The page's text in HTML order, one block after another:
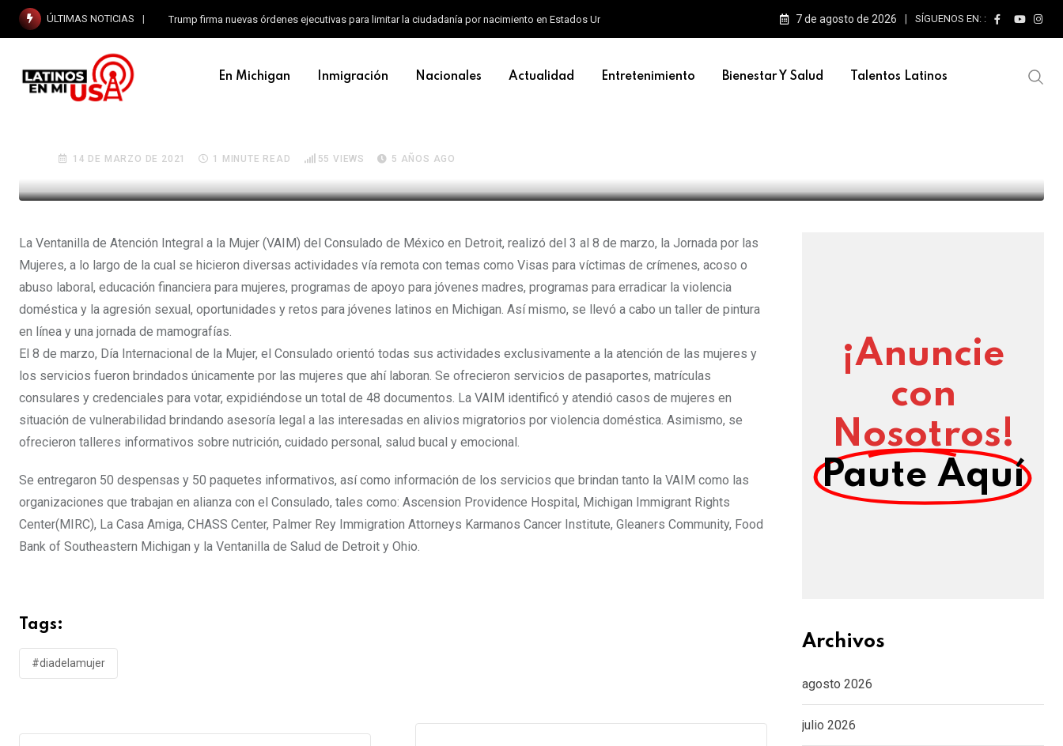
ÚLTIMAS NOTICIAS Trump firma nuevas órdenes ejecutivas para limitar la ciudadanía por nacimiento en Estados Unidos 7 de agosto de 2026 SÍGUENOS EN: :
En Michigan Inmigración Nacionales Actualidad Entretenimiento Bienestar Y Salud Talentos Latinos
EN MICHIGAN
14 DE MARZO DE 2021 1 MINUTE READ 55 VIEWS 5 AÑOS AGO
La Ventanilla de Atención Integral a la Mujer (VAIM) del Consulado de México en Detroit, realizó del 3 al 8 de marzo, la Jornada por las
Mujeres, a lo largo de la cual se hicieron diversas actividades vía remota con temas como Visas para víctimas de crímenes, acoso o
abuso laboral, educación financiera para mujeres, programas de apoyo para jóvenes madres, programas para erradicar la violencia
doméstica y la agresión sexual, oportunidades y retos para jóvenes latinos en Michigan. Así mismo, se llevó a cabo un taller de pintura
en línea y una jornada de mamografías.
El 8 de marzo, Día Internacional de la Mujer, el Consulado orientó todas sus actividades exclusivamente a la atención de las mujeres y
los servicios fueron brindados únicamente por las mujeres que ahí laboran. Se ofrecieron servicios de pasaportes, matrículas
consulares y credenciales para votar, expidiéndose un total de 48 documentos. La VAIM identificó y atendió casos de mujeres en
situación de vulnerabilidad brindando asesoría legal a las interesadas en alivios migratorios por violencia doméstica. Asimismo, se
ofrecieron talleres informativos sobre nutrición, cuidado personal, salud bucal y emocional.
Se entregaron 50 despensas y 50 paquetes informativos, así como información de los servicios que brindan tanto la VAIM como las
organizaciones que trabajan en alianza con el Consulado, tales como: Ascension Providence Hospital, Michigan Immigrant Rights
Center(MIRC), La Casa Amiga, CHASS Center, Palmer Rey Immigration Attorneys Karmanos Cancer Institute, Gleaners Community, Food
Bank of Southeastern Michigan y la Ventanilla de Salud de Detroit y Ohio.
Tags:
#diadelamujer
¡Anuncie
con
Nosotros!
Paute Aquí
Archivos
agosto 2026
julio 2026